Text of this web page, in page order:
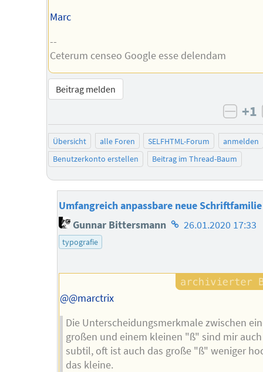
Marc
--
Ceterum censeo Google esse delendam
Beitrag melden
+1
Übersicht alle Foren SELFHTML-Forum
anmelden
Benutzerkonto erstellen
Beitrag im Thread-Baum
Umfangreich anpassbare neue Schriftfamilie
Gunnar Bittersmann Homepage
26.01.2020 17:33
typografie
@@marctrix
Die Unterscheidungsmerkmale zwischen
großen und einem kleinen "ß" sind mir
subtil, oft ist auch das große "ß" weniger
das kleine.